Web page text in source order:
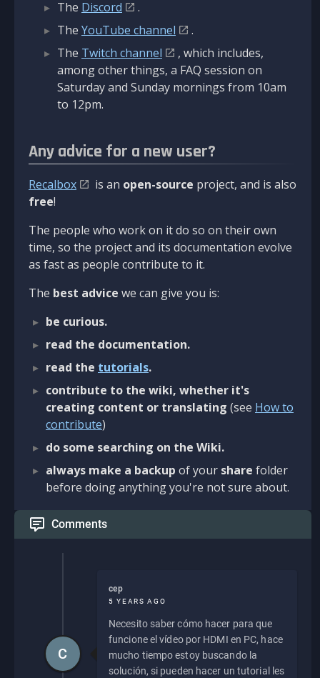
The Discord
.
The YouTube channel
.
The Twitch channel
, which includes,
among other things, a FAQ session on
Saturday and Sunday mornings from 10am
to 12pm.
Any advice for a new user?
Recalbox is an open-source project, and is also
free!
The people who work on it do so on their own
time, so the project and its documentation evolve
as fast as people contribute to it.
The best advice we can give you is:
be curious.
read the documentation.
read the tutorials.
contribute to the wiki, whether it's
creating content or translating (see How to
contribute)
do some searching on the Wiki.
always make a backup of your share folder
before doing anything you're not sure about.
Comments
cep
5 YEARS AGO
Necesito saber cómo hacer para que
funcione el vídeo por HDMI en PC, hace
mucho tiempo estoy buscando la
solución, si pueden hacer un tutorial les
C